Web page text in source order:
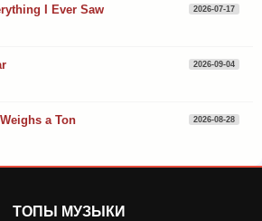
I Ever Saw 2026-07-17
2026-09-04
a Ton 2026-08-28
ТОПЫ МУЗЫКИ